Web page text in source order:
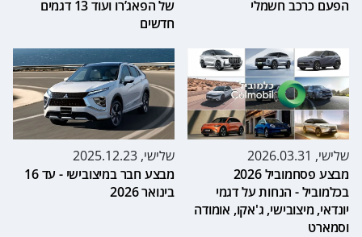
הפעם כרכב חשמלי
של הפאג’רו ועוד 13 דגמים
חדשים
שלישי, 2026.03.31
מבצע פסחמוביל 2026
בכלמוביל - הנחות על דגמי
יונדאי, מיצובישי, ג'אקו, אומודה
וסמארט
שלישי, 2025.12.23
מבצע חבר במיצובישי - עד 16
בינואר 2026